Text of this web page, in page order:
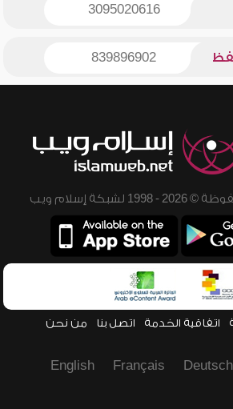
3095020616
839896902
إسلام ويب
اتفاقية الخدمة اتصل بنا من نحن
Deutsch
Français
English